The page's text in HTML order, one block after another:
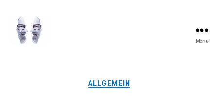
Menü
Kategorien
ALLGEMEIN